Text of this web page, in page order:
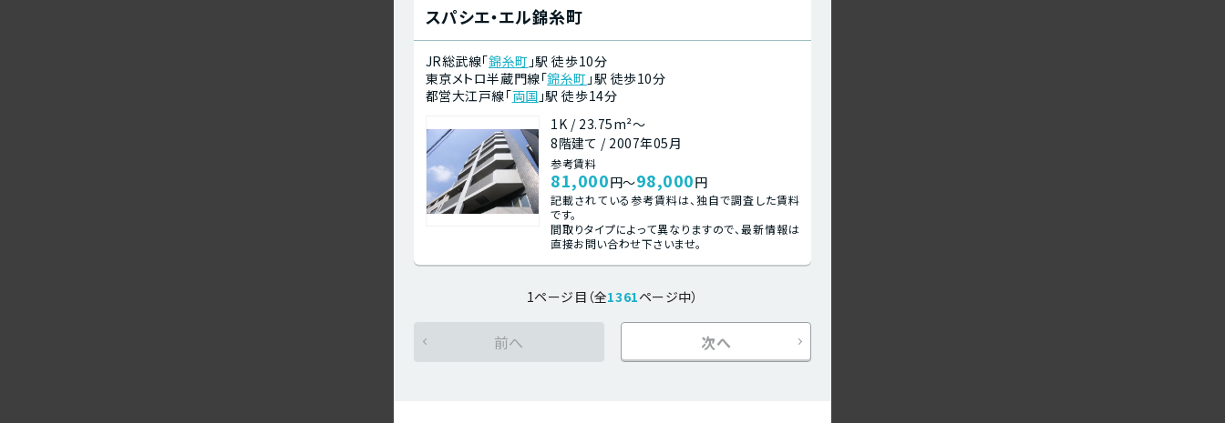
スパシエ・エル錦糸町
JR総武線「錦糸町 」駅 徒歩10分
東京メトロ半蔵門線「錦糸町 」駅 徒歩10分
都営大江戸線「両国 」駅 徒歩14分
1K / 23.75m²～
8階建て / 2007年05月
参考賃料
81,000円～98,000円
記載されている参考賃料は、独自で調査した賃料
です。
間取りタイプによって異なりますので、最新情報は
直接お問い合わせ下さいませ。
1ページ目（全1361ページ中）
前へ 次へ